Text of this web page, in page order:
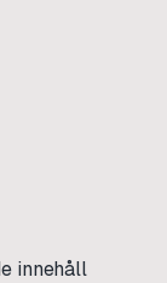
innehåll